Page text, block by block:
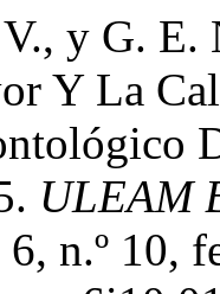
y G. E.
Y La
ULEAM
n.º 10,